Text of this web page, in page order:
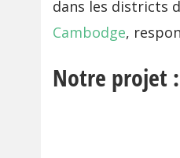
dans les districts
Cambodge,
Notre projet